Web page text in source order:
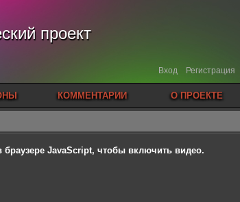
проект
Вход Регистрация
КОММЕНТАРИИ О ПРОЕКТЕ
JavaScript, чтобы включить видео.